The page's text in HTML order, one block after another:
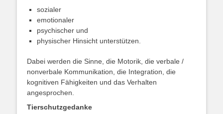
sozialer
emotionaler
psychischer und
physischer Hinsicht unterstützen.
Dabei werden die Sinne, die Motorik, die verbale /
nonverbale Kommunikation, die Integration, die
kognitiven Fähigkeiten und das Verhalten
angesprochen.
Tierschutzgedanke